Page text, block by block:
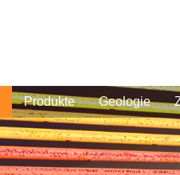
Produkte Geologie